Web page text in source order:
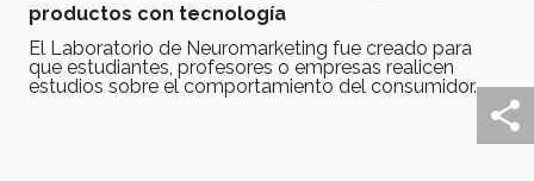
productos con tecnología
El Laboratorio de Neuromarketing fue creado para
que estudiantes, profesores o empresas realicen
estudios sobre el comportamiento del consumidor.